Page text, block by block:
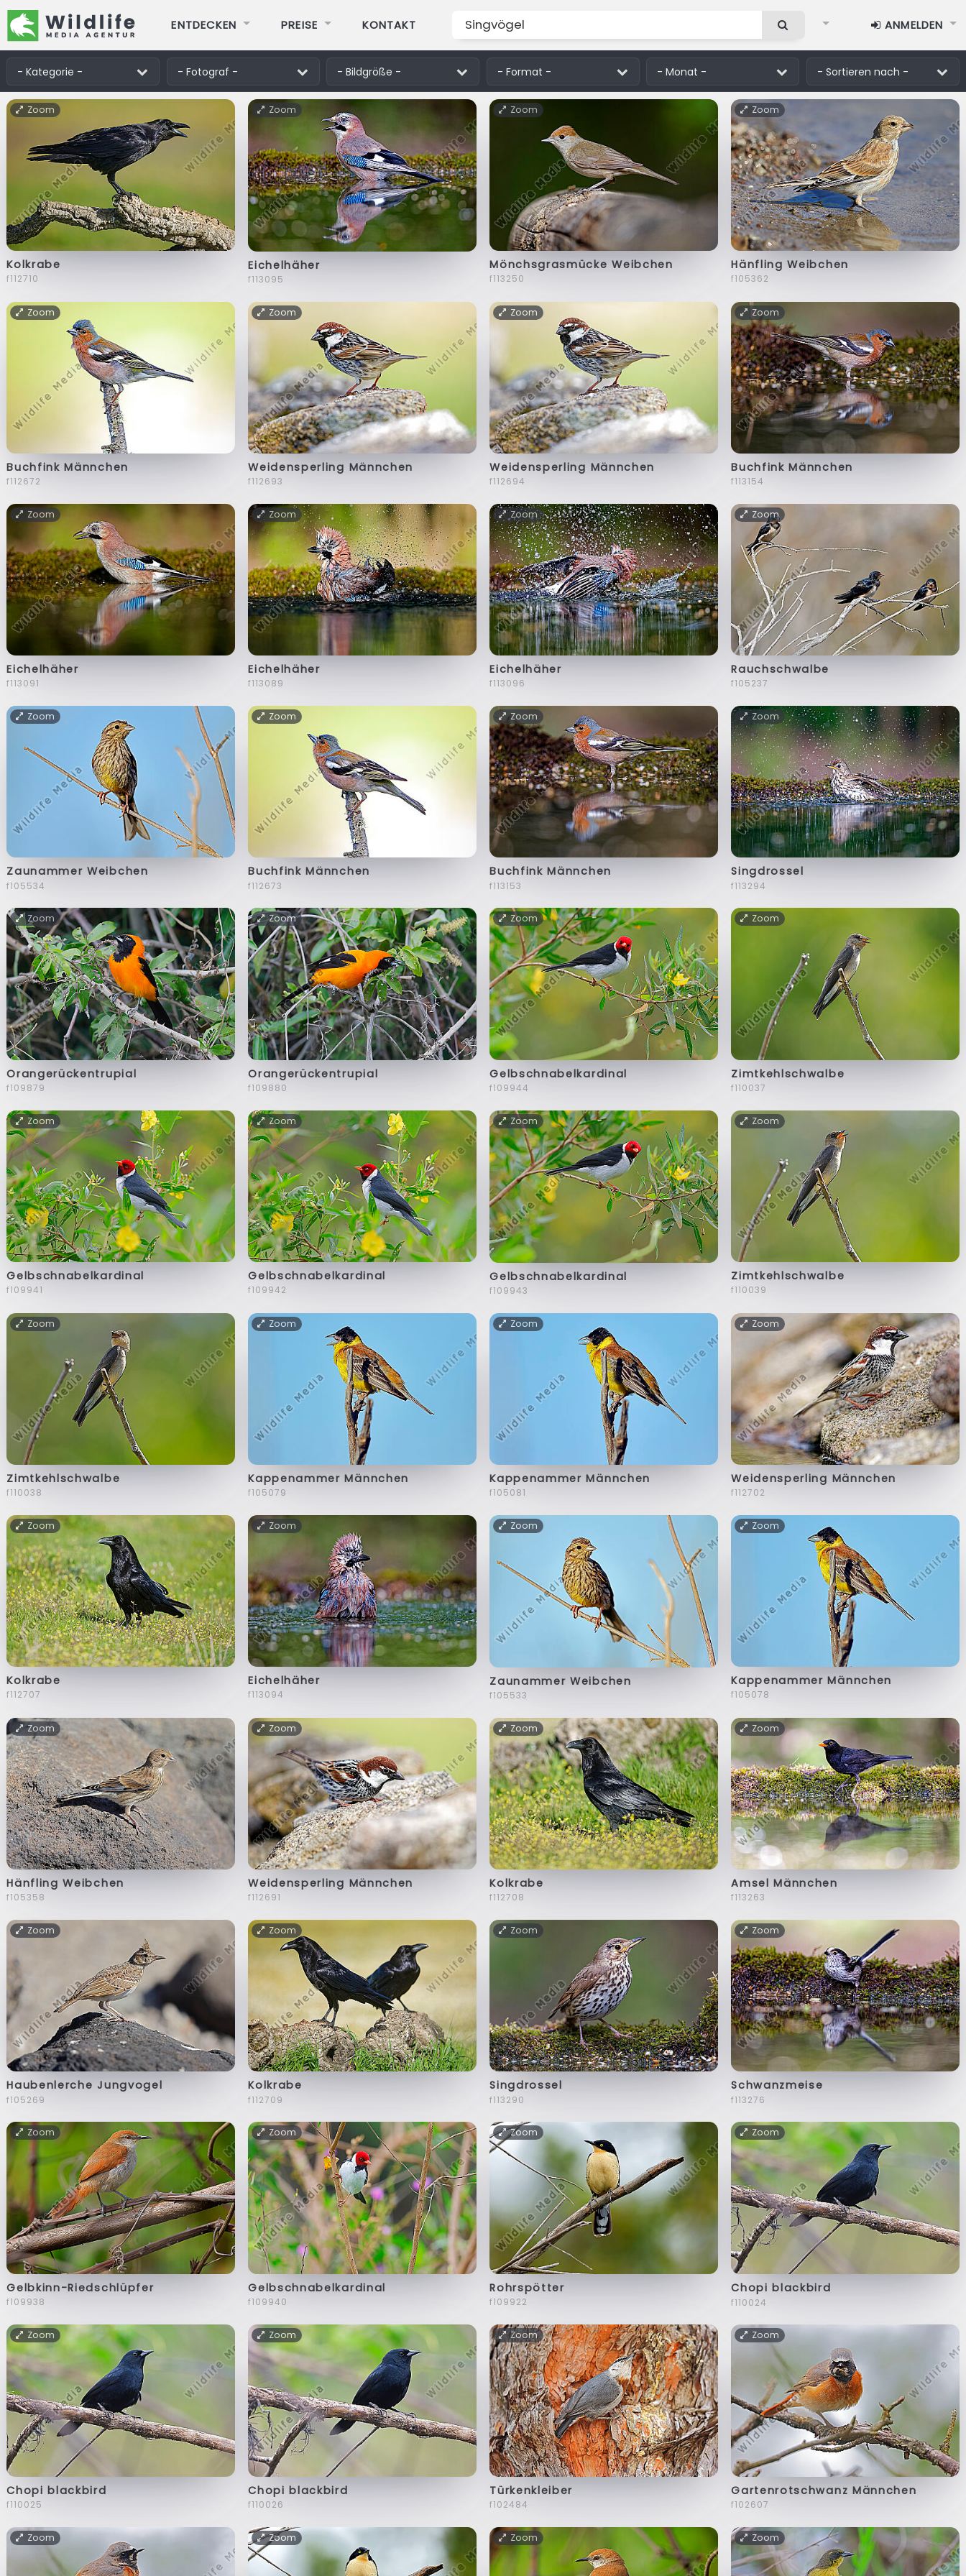
ENTDECKEN PREISE KONTAKT ANMELDEN
Zoom
Kolkrabe
f112710
Zoom
Eichelhäher
f113095
Zoom
Mönchsgrasmücke Weibchen
f113250
Zoom
Hänfling Weibchen
f105362
Zoom
Buchfink Männchen
f112672
Zoom
Weidensperling Männchen
f112693
Zoom
Weidensperling Männchen
f112694
Zoom
Buchfink Männchen
f113154
Zoom
Eichelhäher
f113091
Zoom
Eichelhäher
f113089
Zoom
Eichelhäher
f113096
Zoom
Rauchschwalbe
f105237
Zoom
Zaunammer Weibchen
f105534
Zoom
Buchfink Männchen
f112673
Zoom
Buchfink Männchen
f113153
Zoom
Singdrossel
f113294
Zoom
Orangerückentrupial
f109879
Zoom
Orangerückentrupial
f109880
Zoom
Gelbschnabelkardinal
f109944
Zoom
Zimtkehlschwalbe
f110037
Zoom
Gelbschnabelkardinal
f109941
Zoom
Gelbschnabelkardinal
f109942
Zoom
Gelbschnabelkardinal
f109943
Zoom
Zimtkehlschwalbe
f110039
Zoom
Zimtkehlschwalbe
f110038
Zoom
Kappenammer Männchen
f105079
Zoom
Kappenammer Männchen
f105081
Zoom
Weidensperling Männchen
f112702
Zoom
Kolkrabe
f112707
Zoom
Eichelhäher
f113094
Zoom
Zaunammer Weibchen
f105533
Zoom
Kappenammer Männchen
f105078
Zoom
Hänfling Weibchen
f105358
Zoom
Weidensperling Männchen
f112691
Zoom
Kolkrabe
f112708
Zoom
Amsel Männchen
f113263
Zoom
Haubenlerche Jungvogel
f105269
Zoom
Kolkrabe
f112709
Zoom
Singdrossel
f113290
Zoom
Schwanzmeise
f113276
Zoom
Gelbkinn-Riedschlüpfer
f109938
Zoom
Gelbschnabelkardinal
f109940
Zoom
Rohrspötter
f109922
Zoom
Chopi blackbird
f110024
Zoom
Chopi blackbird
f110025
Zoom
Chopi blackbird
f110026
Zoom
Türkenkleiber
f102484
Zoom
Gartenrotschwanz Männchen
f102607
Zoom Zoom Zoom Zoom